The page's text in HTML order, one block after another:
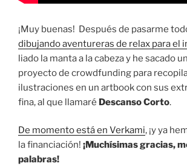
¡Muy buenas! Después de pasarme
dibujando aventureras de relax para el
liado la manta a la cabeza y he sacado
proyecto de crowdfunding para
ilustraciones en un artbook con sus
fina, al que llamaré Descanso Corto.
De momento está en Verkami, ¡y ya
la financiación! ¡Muchísimas gracias,
palabras!